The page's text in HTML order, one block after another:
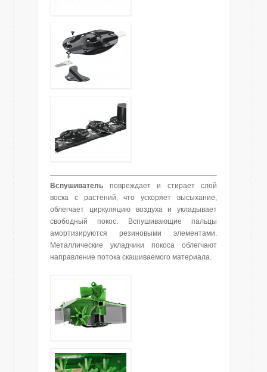
Вспушиватель повреждает и стирает слой
воска с растений, что ускоряет высыхание,
облегчает циркуляцию воздуха и укладывает
свободный покос. Вспушивающие пальцы
амортизируются резиновыми элементами.
Металлические укладчики покоса облегчают
направление потока скашиваемого материала.